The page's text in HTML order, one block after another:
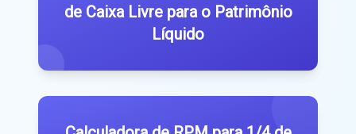
de Caixa Livre para o Patrimônio
Líquido